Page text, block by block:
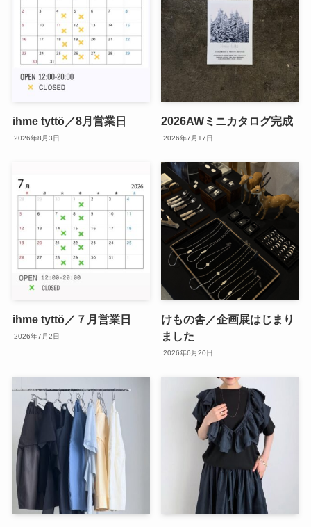
ihme tyttö／8月営業日
2026年8月3日
2026AWミニカタログ完成
2026年7月17日
ihme tyttö／７月営業日
2026年7月2日
けもの舎／企画展はじまり
ました
2026年6月20日